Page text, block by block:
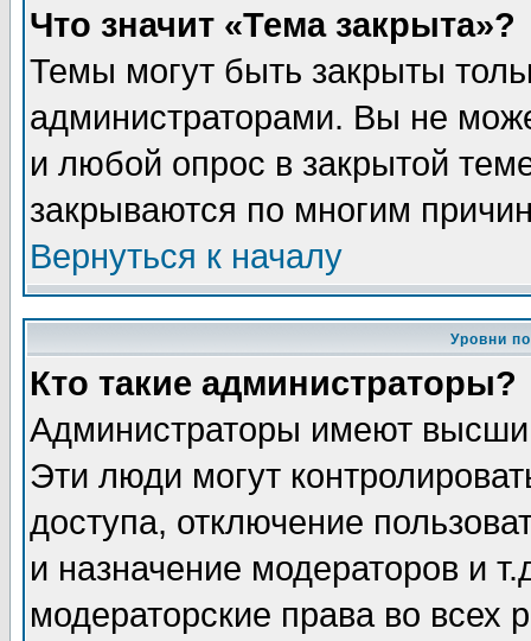
Что значит «Тема закрыта»?
Темы могут быть закрыты
администраторами. Вы не
и любой опрос в закрытой
закрываются по многим
Вернуться к началу
Уровни
Кто такие администраторы?
Администраторы имеют
Эти люди могут
доступа, отключение
и назначение модераторов и
модераторские права во всех